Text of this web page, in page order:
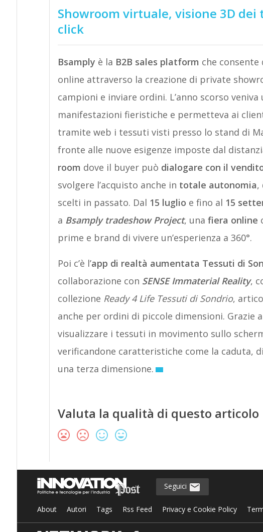
Showroom virtuale, visione 3D
click
Bsamply è la B2B sales platform che consente
online attraverso la creazione di private
campioni e inviare ordini. L’anno scorso
manifestazioni fieristiche e permetteva ai
tramite web i tessuti visti presso lo stand di
fronte alle nuove esigenze imposte dal
room dove il buyer può dialogare con il
svolgere l’acquisto anche in totale autonomia,
scelti in passato. Dal 15 luglio e fino al 15
a Bsamply tradeshow Project, una fiera online
prime e brand di vivere un’esperienza a 360°.
Poi c’è l’app di realtà aumentata Tessuti di
collaborazione con SENSE Immaterial Reality,
collezione Ready 4 Life Tessuti di Sondrio,
anche per ordini di piccole dimensioni. Grazie
visualizzare i tessuti in movimento sullo
verificandone caratteristiche come la caduta,
una terza dimensione.
Valuta la qualità di questo articolo
Seguici
About Autori Tags Rss Feed Privacy e Cookie Policy